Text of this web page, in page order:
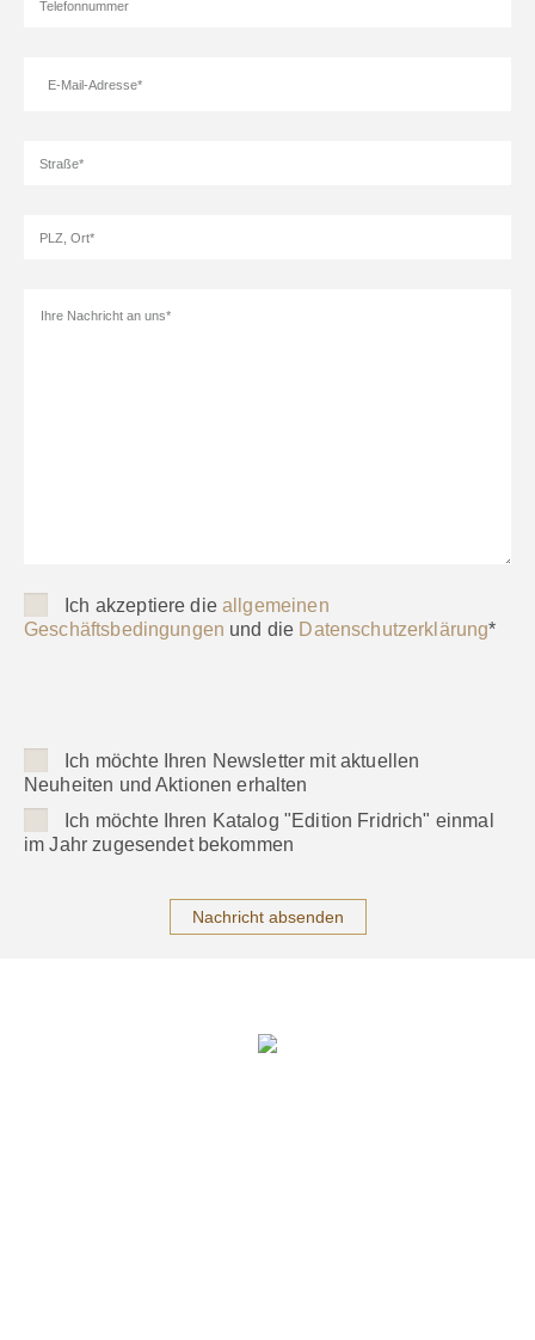
Ich akzeptiere dieallgemeinen
Geschäftsbedingungen und die Datenschutzerklärung*
Ich möchte Ihren Newsletter mit aktuellen
Neuheiten und Aktionen erhalten
Ich möchte Ihren Katalog "Edition Fridrich" einmal
im Jahr zugesendet bekommen
Nachricht absenden